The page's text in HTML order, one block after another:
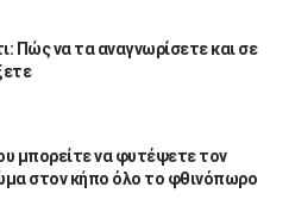
Πώς να τα αναγνωρίσετε και σε
μπορείτε να φυτέψετε τον
στον κήπο όλο το φθινόπωρο